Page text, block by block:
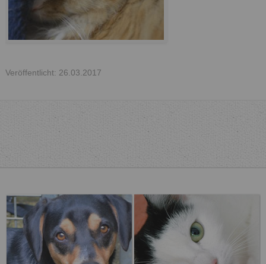
Veröffentlicht: 26.03.2017